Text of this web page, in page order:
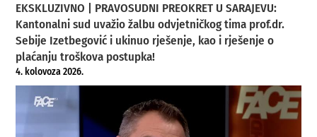
EKSKLUZIVNO | PRAVOSUDNI PREOKRET U SARAJEVU:
Kantonalni sud uvažio žalbu odvjetničkog tima prof.dr.
Sebije Izetbegović i ukinuo rješenje, kao i rješenje o
plaćanju troškova postupka!
4. kolovoza 2026.